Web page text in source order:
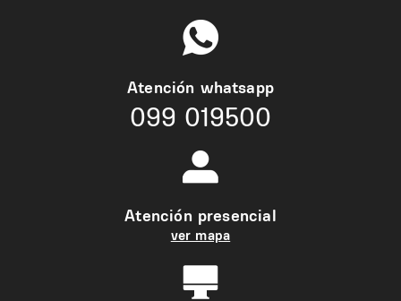
Atención whatsapp
099 019500
Atención presencial
ver mapa